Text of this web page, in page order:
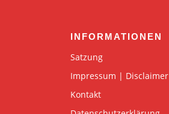
INFORMATIONEN
Satzung
Impressum | Disclaimer
Kontakt